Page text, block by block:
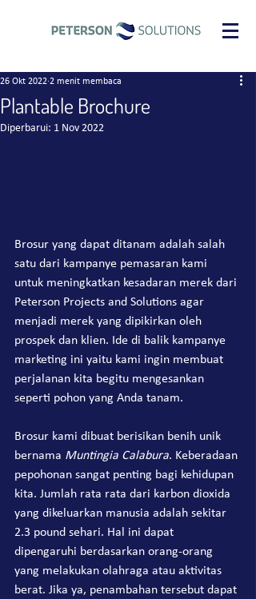
Plantable Brochure
26 Okt 2022 2 menit membaca
Diperbarui: 1 Nov 2022
Brosur yang dapat ditanam adalah salah
satu dari kampanye pemasaran kami
untuk meningkatkan kesadaran merek dari
Peterson Projects and Solutions agar
menjadi merek yang dipikirkan oleh
prospek dan klien. Ide di balik kampanye
marketing ini yaitu kami ingin membuat
perjalanan kita begitu mengesankan
seperti pohon yang Anda tanam.
Brosur kami dibuat berisikan benih unik
bernama Muntingia Calabura. Keberadaan
pepohonan sangat penting bagi kehidupan
kita. Jumlah rata rata dari karbon dioxida
yang dikeluarkan manusia adalah sekitar
2.3 pound sehari. Hal ini dapat
dipengaruhi berdasarkan orang-orang
yang melakukan olahraga atau aktivitas
berat. Jika ya, penambahan tersebut dapat